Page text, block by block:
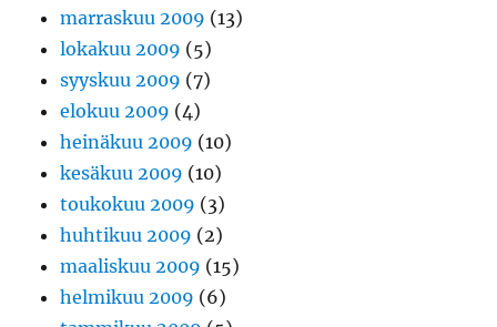
marraskuu 2009 (13)
lokakuu 2009 (5)
syyskuu 2009 (7)
elokuu 2009 (4)
heinäkuu 2009 (10)
kesäkuu 2009 (10)
toukokuu 2009 (3)
huhtikuu 2009 (2)
maaliskuu 2009 (15)
helmikuu 2009 (6)